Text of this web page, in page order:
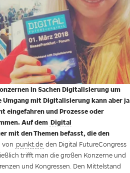
in Sachen Digitalisierung um
mit Digitalisierung kann aber ja
eingefahren und Prozesse oder
Auf dem Digital
mit den Themen befasst, die den
von punkt.de den Digital FutureCongress
trifft man die großen Konzerne und
und Kongressen. Den Mittelstand